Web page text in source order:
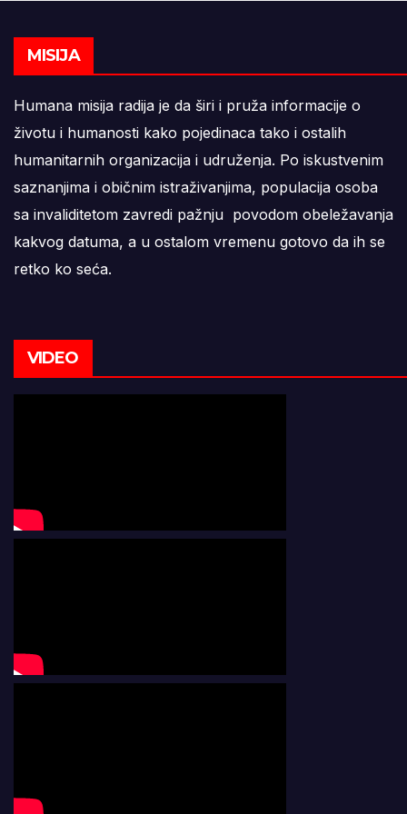
MISIJA
Humana misija radija je da širi i pruža informacije o
životu i humanosti kako pojedinaca tako i ostalih
humanitarnih organizacija i udruženja. Po iskustvenim
saznanjima i običnim istraživanjima, populacija osoba
sa invaliditetom zavredi pažnju povodom obeležavanja
kakvog datuma, a u ostalom vremenu gotovo da ih se
retko ko seća.
VIDEO